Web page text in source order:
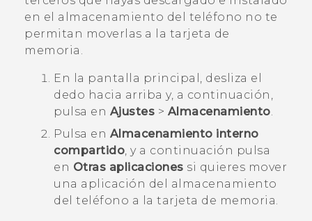
en el almacenamiento del teléfono no te
permitan moverlas a la tarjeta de
memoria.
En la pantalla principal , desliza el
dedo hacia arriba y, a continuación,
pulsa en Ajustes > Almacenamiento.
Pulsa en Almacenamiento interno
compartido, y a continuación pulsa
en Otras aplicaciones si quieres mover
una aplicación del almacenamiento
del teléfono a la tarjeta de memoria.